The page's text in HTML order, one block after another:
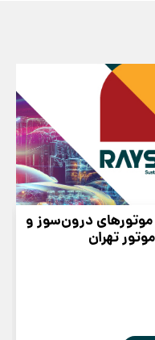
درون‌سوز و
تهران